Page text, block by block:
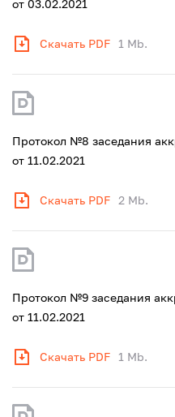
от 03.02.2021
Скачать PDF 1 Mb.
Протокол №8 заседания
от 11.02.2021
Скачать PDF 2 Mb.
Протокол №9 заседания
от 11.02.2021
Скачать PDF 1 Mb.